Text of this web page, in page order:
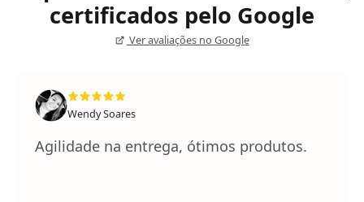
certificados pelo Google
Ver avaliações no Google
Wendy Soares
Agilidade na entrega, ótimos produtos.